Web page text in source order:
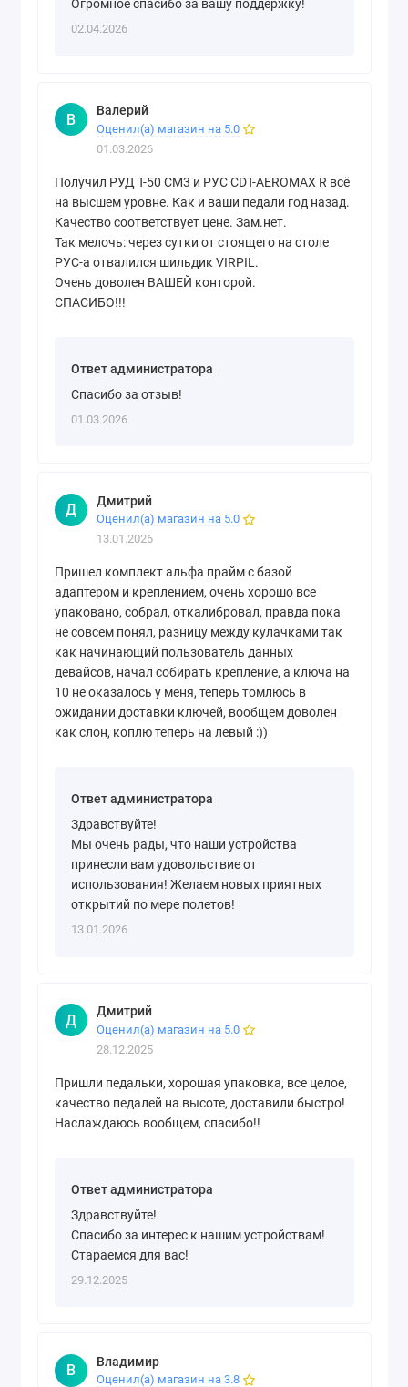
Огромное спасибо за вашу поддержку!
02.04.2026
В Валерий
Оценил(а) магазин на 5.0
01.03.2026
Получил РУД T-50 CM3 и РУС CDT-AEROMAX R всё
на высшем уровне. Как и ваши педали год назад.
Качество соответствует цене. Зам.нет.
Так мелочь: через сутки от стоящего на столе
РУС-а отвалился шильдик VIRPIL.
Очень доволен ВАШЕЙ конторой.
СПАСИБО!!!
Ответ администратора
Спасибо за отзыв!
01.03.2026
Д Дмитрий
Оценил(а) магазин на 5.0
13.01.2026
Пришел комплект альфа прайм с базой
адаптером и креплением, очень хорошо все
упаковано, собрал, откалибровал, правда пока
не совсем понял, разницу между кулачками так
как начинающий пользователь данных
девайсов, начал собирать крепление, а ключа на
10 не оказалось у меня, теперь томлюсь в
ожидании доставки ключей, вообщем доволен
как слон, коплю теперь на левый :))
Ответ администратора
Здравствуйте!
Мы очень рады, что наши устройства
принесли вам удовольствие от
использования! Желаем новых приятных
открытий по мере полетов!
13.01.2026
Д Дмитрий
Оценил(а) магазин на 5.0
28.12.2025
Пришли педальки, хорошая упаковка, все целое,
качество педалей на высоте, доставили быстро!
Наслаждаюсь вообщем, спасибо!!
Ответ администратора
Здравствуйте!
Спасибо за интерес к нашим устройствам!
Стараемся для вас!
29.12.2025
В Владимир
Оценил(а) магазин на 3.8